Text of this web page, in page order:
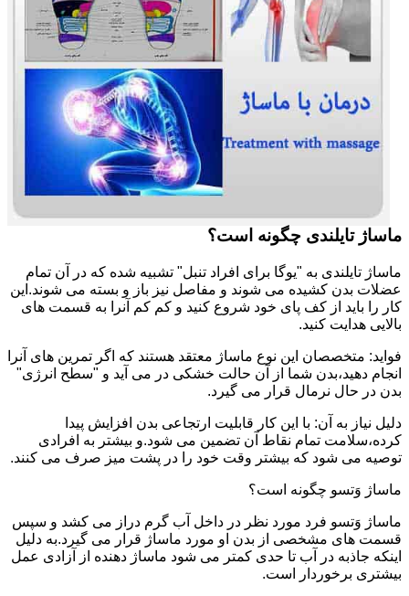
ماساژ تایلندی چگونه است؟
ماساژ تایلندی به "یوگا برای افراد تنبل" تشبیه شده که در آن تمام
عضلات بدن کشیده می شوند و مفاصل نیز باز و بسته می شوند.این
کار را باید از کف پای خود شروع کنید و کم کم آنرا به قسمت های
بالایی هدایت کنید.
فواید: متخصصان این نوع ماساژ معتقد هستند که اگر تمرین های آنرا
انجام دهید،بدن شما از آن حالت خشکی در می آید و "سطح انرژی"
بدن در حال نرمال قرار می گیرد.
دلیل نیاز به آن: با این کار قابلیت ارتجاعی بدن افزایش پیدا
کرده،سلامت تمام نقاط آن تضمین می شود.و بیشتر به افرادی
توصیه می شود که بیشتر وقت خود را در پشت میز صرف می کنند.
ماساژ وَتسو چگونه است؟
ماساژ وَتسو فرد مورد نظر در داخل آب گرم دراز می کشد و سپس
قسمت های مشخصی از بدن او مورد ماساژ قرار می گیرد.به دلیل
اینکه جاذبه در آب تا حدی کمتر می شود ماساژ دهنده از آزادی عمل
بیشتری برخوردار است.